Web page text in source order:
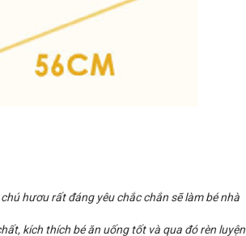
hươu rất đáng yêu chắc chắn sẽ làm bé nhà
kích thích bé ăn uống tốt và qua đó rèn luyện